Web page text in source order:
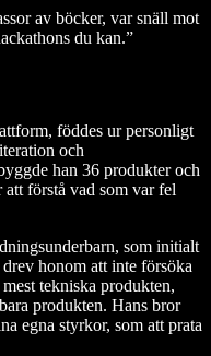
av böcker, var snäll mot
du kan.”
föddes ur personligt
och
han 36 produkter och
förstå vad som var fel
som initialt
honom att inte försöka
tekniska produkten,
produkten. Hans bror
egna styrkor, som att prata